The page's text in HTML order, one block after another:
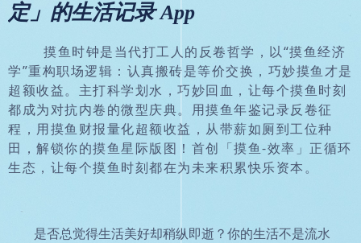
摸鱼时钟是当代打工人的反卷哲学，以“摸鱼经济
学”重构职场逻辑：认真搬砖是等价交换，巧妙摸鱼才是
超额收益。主打科学划水，巧妙回血，让每个摸鱼时刻
都成为对抗内卷的微型庆典。用摸鱼年鉴记录反卷征
程，用摸鱼财报量化超额收益，从带薪如厕到工位种
田，解锁你的摸鱼星际版图！首创「摸鱼-效率」正循环
生态，让每个摸鱼时刻都在为未来积累快乐资本。
定」的生活记录 App
是否总觉得生活美好却稍纵即逝？你的生活不是流水